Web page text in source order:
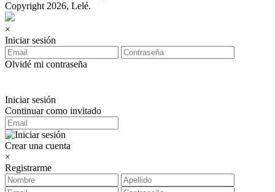
Copyright 2026, Lelé.
×
Iniciar sesión
Olvidé mi contraseña
Iniciar sesión
Continuar como invitado
Crear una cuenta
×
Registrarme